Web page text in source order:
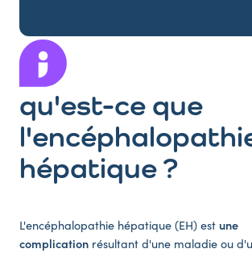
qu'est-ce que
hépatique ?
L'encéphalopathie hépatique (EH) est une
complication résultant d'une maladie ou